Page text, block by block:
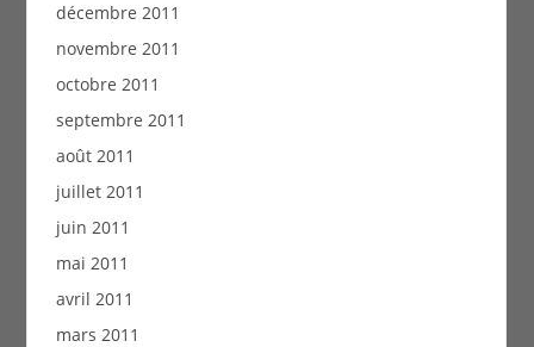
décembre 2011
novembre 2011
octobre 2011
septembre 2011
août 2011
juillet 2011
juin 2011
mai 2011
avril 2011
mars 2011